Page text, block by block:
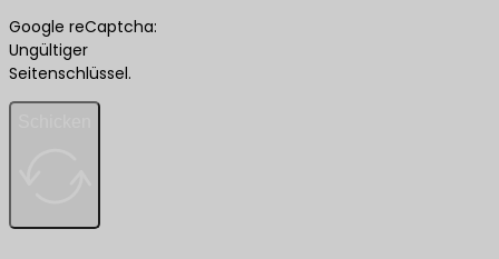
Google reCaptcha:
Ungültiger
Seitenschlüssel.